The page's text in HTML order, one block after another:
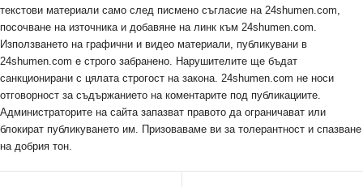
текстови материали само след писмено съгласие на 24shumen.com,
посочване на източника и добавяне на линк към 24shumen.com.
Използването на графични и видео материали, публикувани в
24shumen.com е строго забранено. Нарушителите ще бъдат
санкционирани с цялата строгост на закона. 24shumen.com не носи
отговорност за съдържанието на коментарите под публикациите.
Администраторите на сайта запазват правото да ограничават или
блокират публикуването им. Призоваваме ви за толерантност и спазване
на добрия тон.